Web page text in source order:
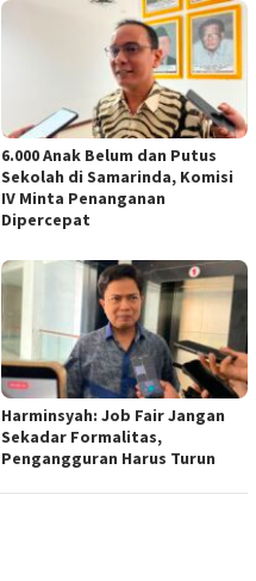
6.000 Anak Belum dan Putus
Sekolah di Samarinda, Komisi
IV Minta Penanganan
Dipercepat
Harminsyah: Job Fair Jangan
Sekadar Formalitas,
Pengangguran Harus Turun